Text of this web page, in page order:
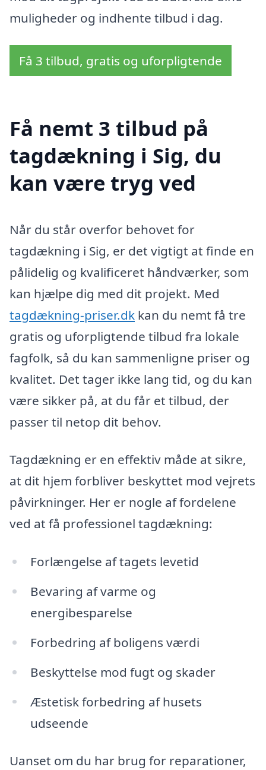
muligheder og indhente tilbud i dag.
Få 3 tilbud, gratis og uforpligtende
Få nemt 3 tilbud på
tagdækning i Sig, du
kan være tryg ved
Når du står overfor behovet for
tagdækning i Sig, er det vigtigt at finde en
pålidelig og kvalificeret håndværker, som
kan hjælpe dig med dit projekt. Med
tagdækning-priser.dk kan du nemt få tre
gratis og uforpligtende tilbud fra lokale
fagfolk, så du kan sammenligne priser og
kvalitet. Det tager ikke lang tid, og du kan
være sikker på, at du får et tilbud, der
passer til netop dit behov.
Tagdækning er en effektiv måde at sikre,
at dit hjem forbliver beskyttet mod vejrets
påvirkninger. Her er nogle af fordelene
ved at få professionel tagdækning:
Forlængelse af tagets levetid
Bevaring af varme og
energibesparelse
Forbedring af boligens værdi
Beskyttelse mod fugt og skader
Æstetisk forbedring af husets
udseende
Uanset om du har brug for reparationer,